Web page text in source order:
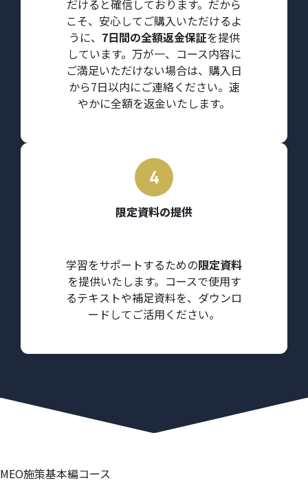
だけると確信しております。だから
こそ、安心してご購入いただけるよ
うに、 7日間の全額返金保証を提供
しています。万が一、コース内容に
ご満足いただけない場合は、購入日
から7日以内にご連絡ください。速
やかに全額を返金いたします。
限定資料の提供
学習をサポートするための限定資料
を提供いたします。コースで使用す
るテキストや補足資料を、ダウンロ
ードしてご活用ください。
MEO施策基本編コース